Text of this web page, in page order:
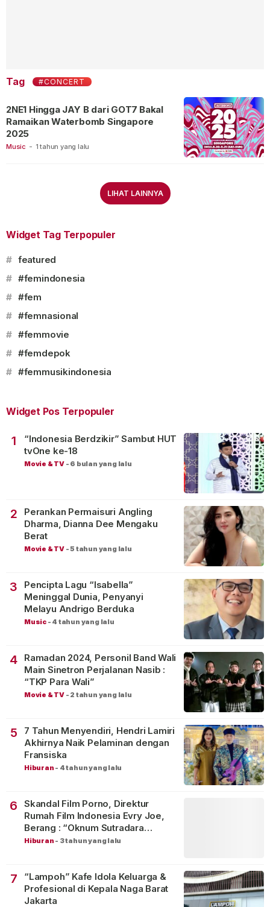
Tag #CONCERT
Music - 1 tahun yang lalu
2NE1 Hingga JAY B dari GOT7 Bakal
Ramaikan Waterbomb Singapore
2025
LIHAT LAINNYA
Widget Tag Terpopuler
# featured
# #femindonesia
# #fem
# #femnasional
# #femmovie
# #femdepok
# #femmusikindonesia
Widget Pos Terpopuler
1
“Indonesia Berdzikir” Sambut HUT
tvOne ke-18
Movie & TV - 6 bulan yang lalu
2
Perankan Permaisuri Angling
Dharma, Dianna Dee Mengaku
Berat
Movie & TV -5 tahun yang lalu
3
Pencipta Lagu “Isabella”
Meninggal Dunia, Penyanyi
Melayu Andrigo Berduka
Music - 4 tahun yang lalu
4
Ramadan 2024, Personil Band Wali
Main Sinetron Perjalanan Nasib :
“TKP Para Wali”
Movie & TV - 2 tahun yang lalu
5
7 Tahun Menyendiri, Hendri Lamiri
Akhirnya Naik Pelaminan dengan
Fransiska
Hiburan - 4 tahun yang lalu
6
Skandal Film Porno, Direktur
Rumah Film Indonesia Evry Joe,
Berang : “Oknum Sutradara
Merusak Perfilman Indonesia”!
Hiburan - 3 tahun yang lalu
7
“Lampoh” Kafe Idola Keluarga &
Profesional di Kepala Naga Barat
Jakarta